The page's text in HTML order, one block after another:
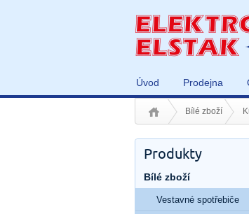
Úvod Prodejna
Bílé zboží
Produkty
Bílé zboží
Vestavné spotřebiče